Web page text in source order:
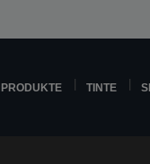
PRODUKTE TINTE